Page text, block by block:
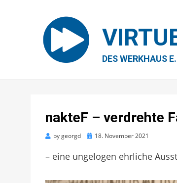
DES WERKHAUS
nakteF – verdrehte
bygeorgd
Posted18. November 2021
– eine ungelogen ehrliche